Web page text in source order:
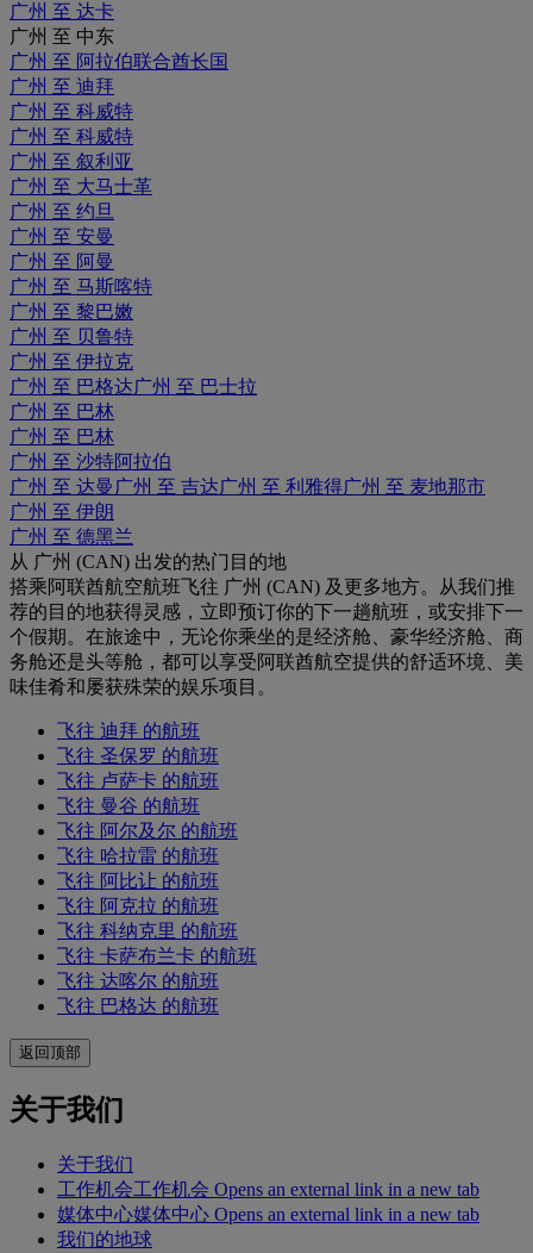
广州 至 达卡
广州 至 中东
广州 至 阿拉伯联合酋长国
广州 至 迪拜
广州 至 科威特
广州 至 科威特
广州 至 叙利亚
广州 至 大马士革
广州 至 约旦
广州 至 安曼
广州 至 阿曼
广州 至 马斯喀特
广州 至 黎巴嫩
广州 至 贝鲁特
广州 至 伊拉克
广州 至 巴格达广州 至 巴士拉
广州 至 巴林
广州 至 巴林
广州 至 沙特阿拉伯
广州 至 达曼 广州 至 吉达广州 至 利雅得广州 至 麦地那市
广州 至 伊朗
广州 至 德黑兰
从 广州 (CAN) 出发的热门目的地
搭乘阿联酋航空航班飞往 广州 (CAN) 及更多地方。从我们推
荐的目的地获得灵感，立即预订你的下一趟航班，或安排下一
个假期。在旅途中，无论你乘坐的是经济舱、豪华经济舱、商
务舱还是头等舱，都可以享受阿联酋航空提供的舒适环境、美
味佳肴和屡获殊荣的娱乐项目。
飞往 迪拜 的航班
飞往 圣保罗 的航班
飞往 卢萨卡 的航班
飞往 曼谷 的航班
飞往 阿尔及尔 的航班
飞往 哈拉雷 的航班
飞往 阿比让 的航班
飞往 阿克拉 的航班
飞往 科纳克里 的航班
飞往 卡萨布兰卡 的航班
飞往 达喀尔 的航班
飞往 巴格达 的航班
返回顶部
关于我们
关于我们
工作机会工作机会 Opens an external link in a new tab
媒体中心媒体中心 Opens an external link in a new tab
我们的地球